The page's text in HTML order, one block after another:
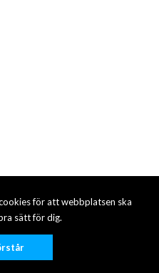
för att webbplatsen ska
sätt för dig.